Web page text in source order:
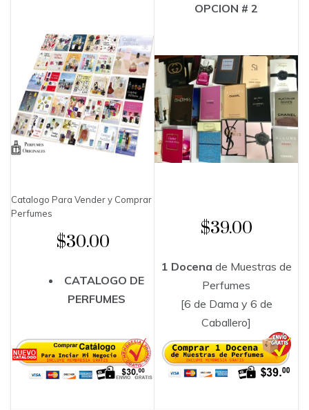
Catalogo Para Vender y Comprar
Perfumes
$30.00
CATALOGO DE
PERFUMES
OPCION # 2
$39.00
1 Docena de Muestras de
Perfumes
[6 de Dama y 6 de
Caballero]